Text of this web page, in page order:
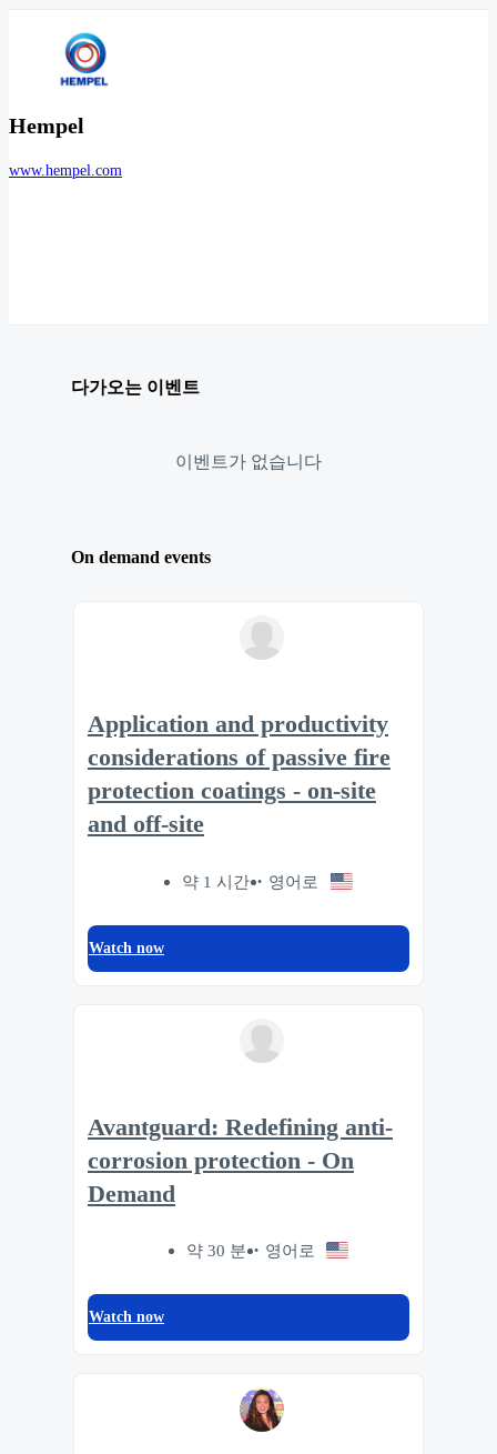
Hempel
www.hempel.com
다가오는 이벤트
이벤트가 없습니다
On demand events
Application and productivity
considerations of passive fire
protection coatings - on-site
and off-site
약 1 시간 영어로
Watch now
Avantguard: Redefining anti-
corrosion protection - On
Demand
약 30 분 영어로
Watch now